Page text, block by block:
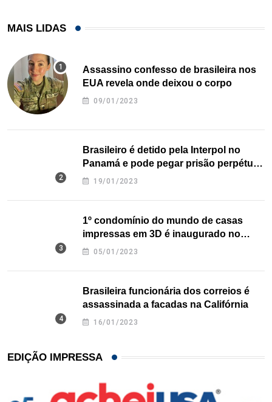
MAIS LIDAS
Assassino confesso de brasileira nos
EUA revela onde deixou o corpo
09/01/2023
Brasileiro é detido pela Interpol no
Panamá e pode pegar prisão perpétua
nos EUA
19/01/2023
1º condomínio do mundo de casas
impressas em 3D é inaugurado no
Texas
05/01/2023
Brasileira funcionária dos correios é
assassinada a facadas na Califórnia
16/01/2023
EDIÇÃO IMPRESSA